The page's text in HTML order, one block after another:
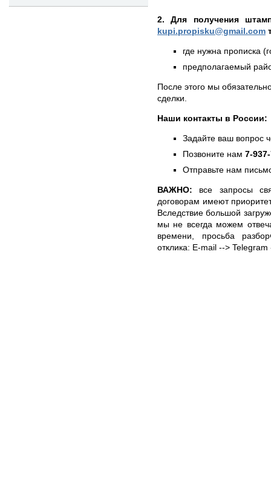
2. Для получения
kupi.propisku@gmail.com
где нужна прописка
предполагаемый
После этого мы
сделки.
Наши контакты в России:
Задайте ваш вопрос
Позвоните нам 7-
Отправьте нам
ВАЖНО: все запросы
договорам имеют
Вследствие большой
мы не всегда можем
времени, просьба
отклика: E-mail -->